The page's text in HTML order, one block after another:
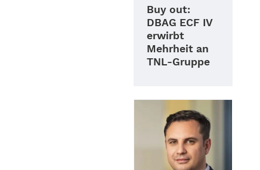
Buy out:
DBAG ECF IV
erwirbt
Mehrheit an
TNL-Gruppe